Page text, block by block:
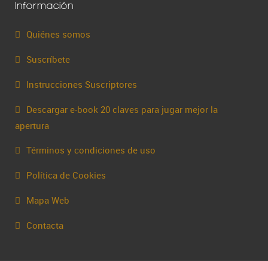
Información
Quiénes somos
Suscríbete
Instrucciones Suscriptores
Descargar e-book 20 claves para jugar mejor la
apertura
Términos y condiciones de uso
Política de Cookies
Mapa Web
Contacta